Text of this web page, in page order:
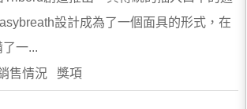
設計成為了一個面具的形式，在
一...
售情況 獎項